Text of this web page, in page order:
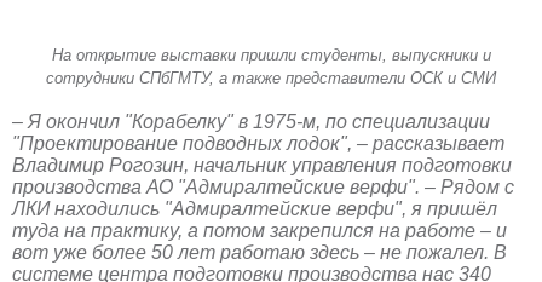
На открытие выставки пришли студенты, выпускники и
сотрудники СПбГМТУ, а также представители ОСК и СМИ
– Я окончил "Корабелку" в 1975-м, по специализации
"Проектирование подводных лодок", – рассказывает
Владимир Рогозин, начальник управления подготовки
производства АО "Адмиралтейские верфи". – Рядом с
ЛКИ находились "Адмиралтейские верфи", я пришёл
туда на практику, а потом закрепился на работе – и
вот уже более 50 лет работаю здесь – не пожалел. В
системе центра подготовки производства нас 340